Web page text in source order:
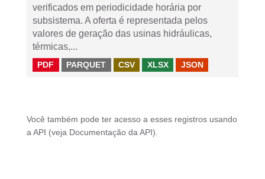
verificados em periodicidade horária por
subsistema. A oferta é representada pelos
valores de geração das usinas hidráulicas,
térmicas,...
PDF PARQUET CSV XLSX JSON
Você também pode ter acesso a esses registros usando
a API (veja Documentação da API ).